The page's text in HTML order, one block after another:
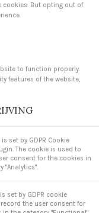
But opting out of
to function properly.
features of the website,
set by GDPR Cookie
The cookie is used to
consent for the cookies in
"Analytics".
set by GDPR cookie
the user consent for